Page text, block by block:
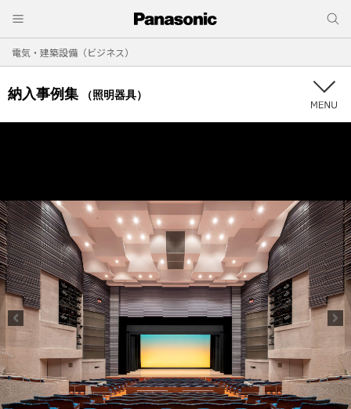
電気・建築設備（ビジネス）
納入事例集 （照明器具）